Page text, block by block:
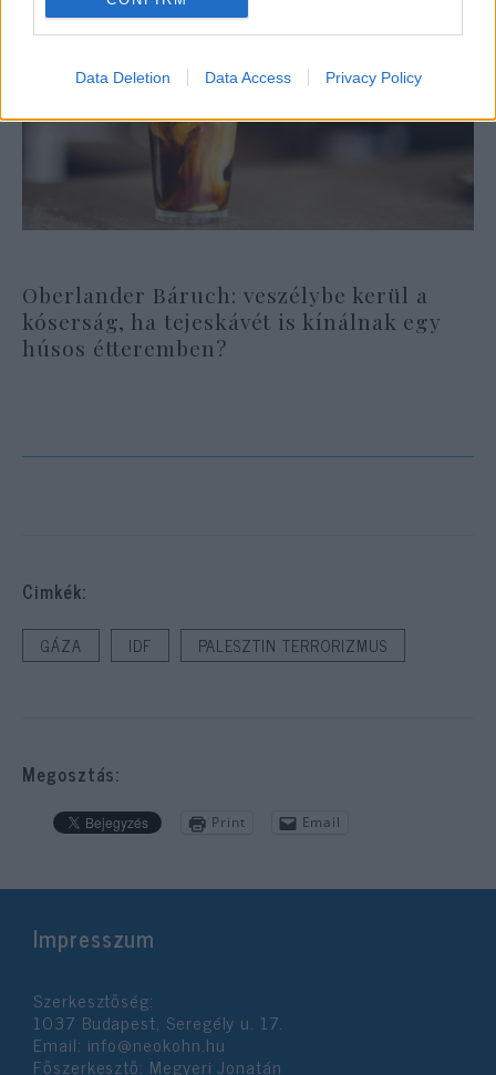
Data Deletion Data Access Privacy Policy
Oberlander Báruch: veszélybe kerül a
kóserság, ha tejeskávét is kínálnak egy
húsos étteremben?
Cimkék:
GÁZA IDF PALESZTIN TERRORIZMUS
Megosztás:
Print Email
Impresszum
Szerkesztőség:
1037 Budapest, Seregély u. 17.
Email: info@neokohn.hu
Főszerkesztő: Megyeri Jonatán